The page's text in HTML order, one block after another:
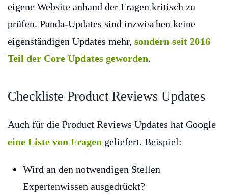
eigene Website anhand der Fragen kritisch zu
prüfen. Panda-Updates sind inzwischen keine
eigenständigen Updates mehr, sondern seit 2016
Teil der Core Updates geworden.
Checkliste Product Reviews Updates
Auch für die Product Reviews Updates hat Google
eine Liste von Fragen geliefert. Beispiel:
Wird an den notwendigen Stellen
Expertenwissen ausgedrückt?